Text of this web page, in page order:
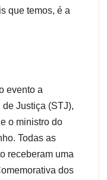
que temos, é a
evento a
Justiça (STJ),
o ministro do
Todas as
receberam uma
dos